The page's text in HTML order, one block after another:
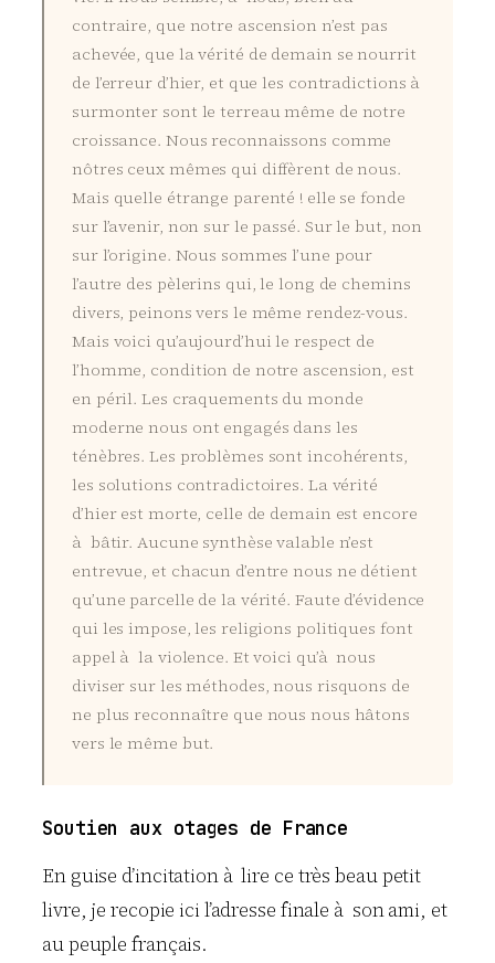
contraire, que notre ascension n’est pas
achevée, que la vérité de demain se nourrit
de l’erreur d’hier, et que les contradictions à
surmonter sont le terreau même de notre
croissance. Nous reconnaissons comme
nôtres ceux mêmes qui diffèrent de nous.
Mais quelle étrange parenté ! elle se fonde
sur l’avenir, non sur le passé. Sur le but, non
sur l’origine. Nous sommes l’une pour
l’autre des pèlerins qui, le long de chemins
divers, peinons vers le même rendez-vous.
Mais voici qu’aujourd’hui le respect de
l’homme, condition de notre ascension, est
en péril. Les craquements du monde
moderne nous ont engagés dans les
ténèbres. Les problèmes sont incohérents,
les solutions contradictoires. La vérité
d’hier est morte, celle de demain est encore
à bâtir. Aucune synthèse valable n’est
entrevue, et chacun d’entre nous ne détient
qu’une parcelle de la vérité. Faute d’évidence
qui les impose, les religions politiques font
appel à la violence. Et voici qu’à nous
diviser sur les méthodes, nous risquons de
ne plus reconnaître que nous nous hâtons
vers le même but.
Soutien aux otages de France
En guise d’incitation à lire ce très beau petit
livre, je recopie ici l’adresse finale à son ami, et
au peuple français.